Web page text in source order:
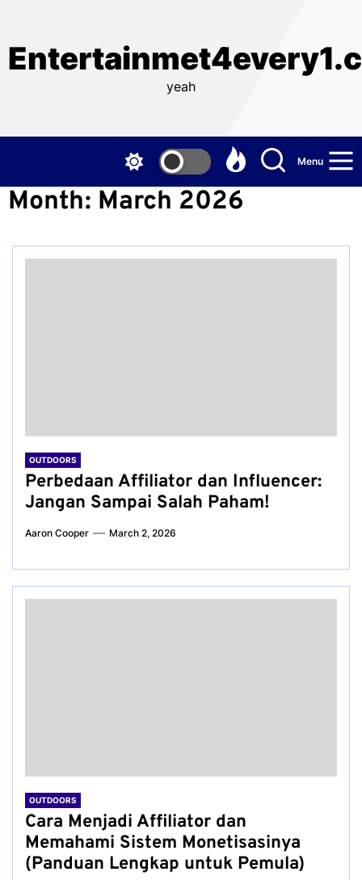
the
content
yeah
Menu
Month: March 2026
OUTDOORS
Perbedaan Affiliator dan Influencer:
Jangan Sampai Salah Paham!
Aaron Cooper March 2, 2026
OUTDOORS
Cara Menjadi Affiliator dan
Memahami Sistem Monetisasinya
(Panduan Lengkap untuk Pemula)